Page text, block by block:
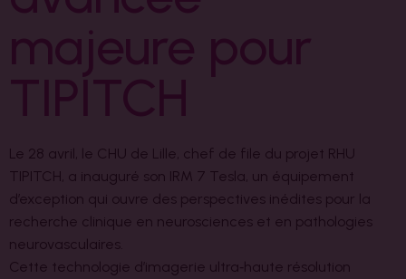
majeure pour
TIPITCH
Le 28 avril, le CHU de Lille, chef de file du projet RHU
TIPITCH, a inauguré son IRM 7 Tesla, un équipement
d’exception qui ouvre des perspectives inédites pour la
recherche clinique en neurosciences et en pathologies
neurovasculaires.
Cette technologie d’imagerie ultra‑haute résolution